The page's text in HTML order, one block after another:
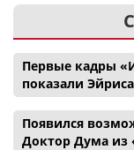
Первые кадры
показали
Появился
Доктор Дума из